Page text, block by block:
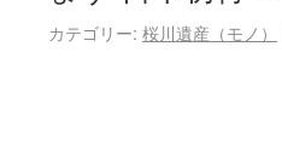
カテゴリー: 桜川遺産（モノ）